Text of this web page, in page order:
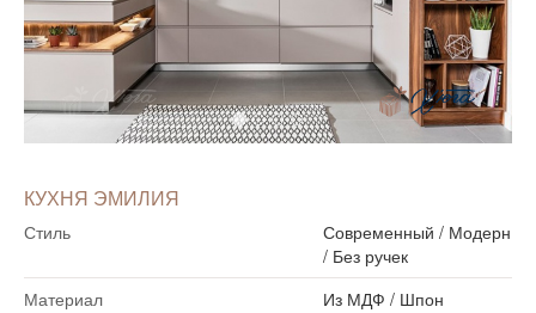
КУХНЯ ЭМИЛИЯ
Стиль Современный / Модерн
/ Без ручек
Материал
Из МДФ / Шпон